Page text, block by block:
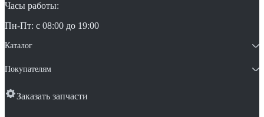
Часы работы:
Пн-Пт: с 08:00 до 19:00
Каталог
Покупателям
Заказать запчасти